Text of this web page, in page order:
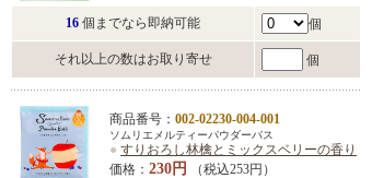
16 個までなら即納可能 個
それ以上の数はお取り寄せ 個
商品番号： 002-02230-004-001
ソムリエメルティーパウダーバス
● すりおろし林檎とミックスベリーの香り
価格： 230円 （税込253円）